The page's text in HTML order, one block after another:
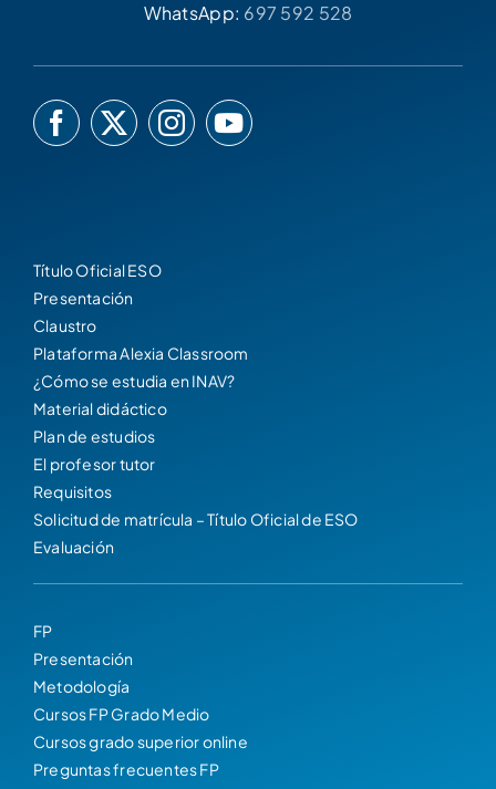
WhatsApp: 697 592 528
Título Oficial ESO
Presentación
Claustro
Plataforma Alexia Classroom
¿Cómo se estudia en INAV?
Material didáctico
Plan de estudios
El profesor tutor
Requisitos
Solicitud de matrícula – Título Oficial de ESO
Evaluación
FP
Presentación
Metodología
Cursos FP Grado Medio
Cursos grado superior online
Preguntas frecuentes FP